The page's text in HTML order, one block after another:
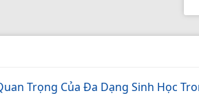
Trọng Của Đa Dạng Sinh Học